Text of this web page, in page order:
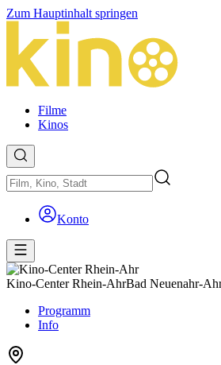
Zum Hauptinhalt springen
Filme
Kinos
Konto
Kino-Center Rhein-AhrBad Neuenahr-
Programm
Info